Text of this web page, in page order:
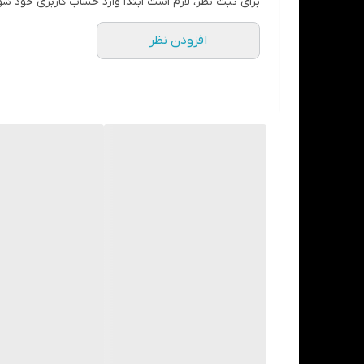
افزودن نظر